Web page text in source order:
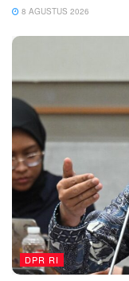
8 AGUSTUS 2026
DPR RI